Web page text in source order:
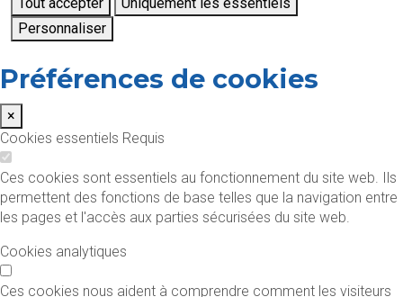
Tout accepter
Uniquement les essentiels
Personnaliser
Préférences de cookies
×
Cookies essentiels Requis
Ces cookies sont essentiels au fonctionnement du site web. Ils
permettent des fonctions de base telles que la navigation entre
les pages et l'accès aux parties sécurisées du site web.
Cookies analytiques
Ces cookies nous aident à comprendre comment les visiteurs